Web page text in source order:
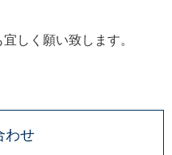
しく願い致します。
わせ